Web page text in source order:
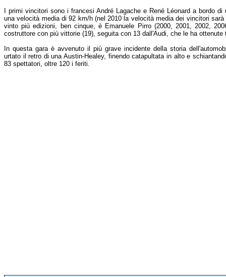
I primi vincitori sono i francesi André Lagache e René Léonard a bordo
una velocità media di 92 km/h (nel 2010 la velocità media dei vincitori
vinto più edizioni, ben cinque, è Emanuele Pirro (2000, 2001, 2002,
costruttore con più vittorie (19), seguita con 13 dall'Audi, che le ha ottenute
In questa gara è avvenuto il più grave incidente della storia
urtato il retro di una Austin-Healey, finendo catapultata in alto e
83 spettatori, oltre 120 i feriti.